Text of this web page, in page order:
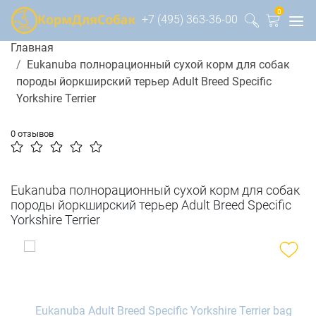
+7 (495) 363-36-00
0
Главная
Eukanuba полнорационный сухой корм для собак
породы йоркширский терьер Adult Breed Specific
Yorkshire Terrier
0 отзывов
Eukanuba полнорационный сухой корм для собак
породы йоркширский терьер Adult Breed Specific
Yorkshire Terrier